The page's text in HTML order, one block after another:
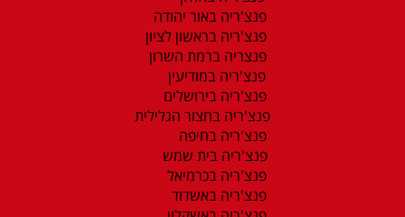
פנצ'ריה באור יהודה
פנצ'ריה בראשון לציון
פנצריה ברמת השרון
פנצ'ריה במודיעין
פנצ'ריה בירושלים
פנצ'ריה בחצור הגלילית
פנצ'ריה בחיפה
פנצ'ריה בית שמש
פנצ'ריה בכרמיאל
פנצ'ריה באשדוד